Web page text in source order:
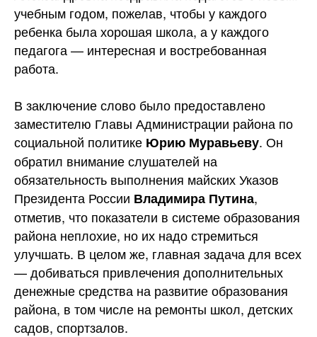
учебным годом, пожелав, чтобы у каждого
ребенка была хорошая школа, а у каждого
педагога — интересная и востребованная
работа.
В заключение слово было предоставлено
заместителю Главы Администрации района по
социальной политике Юрию Муравьеву. Он
обратил внимание слушателей на
обязательность выполнения майских Указов
Президента России Владимира Путина,
отметив, что показатели в системе образования
района неплохие, но их надо стремиться
улучшать. В целом же, главная задача для всех
— добиваться привлечения дополнительных
денежные средства на развитие образования
района, в том числе на ремонты школ, детских
садов, спортзалов.